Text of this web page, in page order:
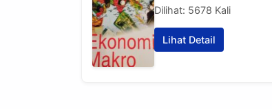
Dilihat: 5678 Kali
Lihat Detail